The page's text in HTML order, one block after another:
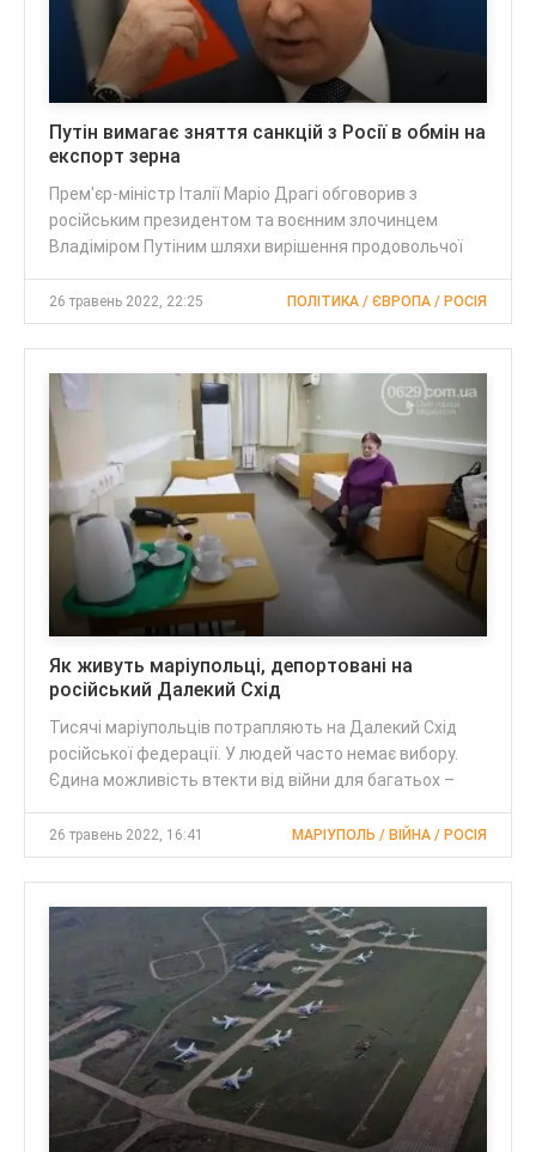
Путін вимагає зняття санкцій з Росії в обмін на
експорт зерна
Прем'єр-міністр Італії Маріо Драгі обговорив з
російським президентом та воєнним злочинцем
Владіміром Путіним шляхи вирішення продовольчої
26 травень 2022, 22:25 ПОЛІТИКА / ЄВРОПА / РОСІЯ
Як живуть маріупольці, депортовані на
російський Далекий Схід
Тисячі маріупольців потрапляють на Далекий Схід
російської федерації. У людей часто немає вибору.
Єдина можливість втекти від війни для багатьох –
26 травень 2022, 16:41 МАРІУПОЛЬ / ВІЙНА / РОСІЯ